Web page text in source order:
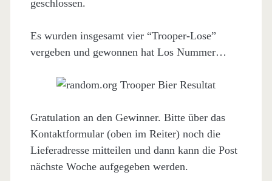
geschlossen.
Es wurden insgesamt vier “Trooper-Lose”
vergeben und gewonnen hat Los Nummer…
Gratulation an den Gewinner. Bitte über das
Kontaktformular (oben im Reiter) noch die
Lieferadresse mitteilen und dann kann die Post
nächste Woche aufgegeben werden.